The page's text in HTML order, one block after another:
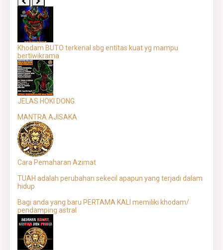
Khodam BUTO terkenal sbg entitas kuat yg mampu
bertiwikrama
JELAS HOKI DONG
MANTRA AJISAKA
Cara Pemaharan Azimat
TUAH adalah perubahan sekecil apapun yang terjadi dalam
hidup
Bagi anda yang baru PERTAMA KALI memiliki khodam/
pendamping astral